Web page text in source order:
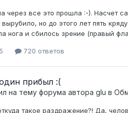
через все это прошла :-). Насчет
вырубило, но до этого лет пять
нога и сбилось зрение (правый
720 ответов
прибыл :(
на тему форума автора glu в
такое раздражение?! Да,